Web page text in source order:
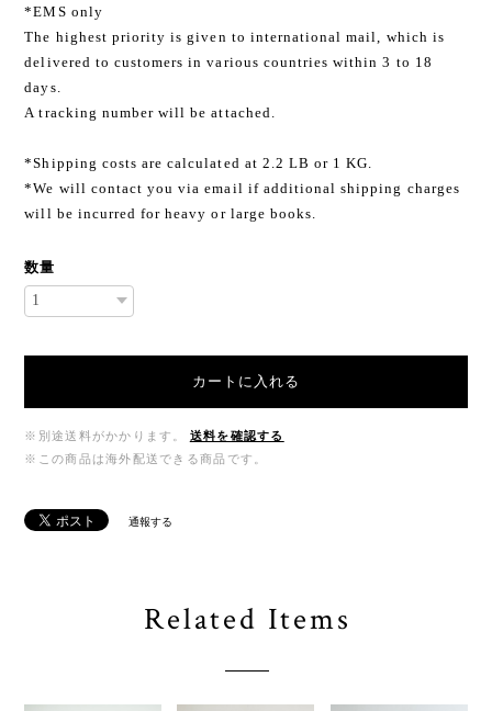
*EMS only
The highest priority is given to international mail, which is
delivered to customers in various countries within 3 to 18
days.
A tracking number will be attached.
*Shipping costs are calculated at 2.2 LB or 1 KG.
*We will contact you via email if additional shipping charges
will be incurred for heavy or large books.
数量
カートに入れる
※別途送料がかかります。
送料を確認する
※この商品は海外配送できる商品です。
通報する
Related Items